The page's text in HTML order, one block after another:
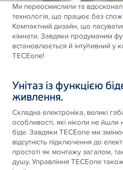
Ми переосмислили та
технологія, що працює без
Компактний дизайн, що
кімнати. Завдяки продуманим
встановлюється й інтуїтивний у
TECEone!
Унітаз із функцією
живлення.
Складна електроніка, великі
особливості, які ніколи не
біде. Завдяки TECEone ми
відсутність підключення до
простоті як монтажу загалом,
душу. Управління TECEone